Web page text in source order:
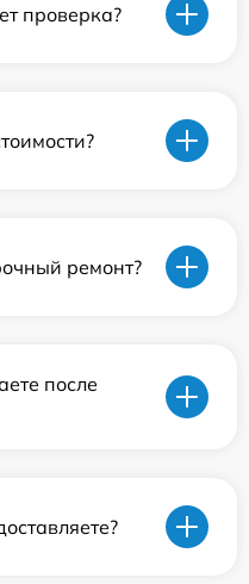
проверка?
ремонт?
после